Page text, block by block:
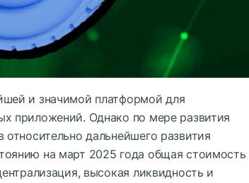
и значимой платформой для
приложений. Однако по мере развития
дальнейшего развития
на март 2025 года общая стоимость
высокая ликвидность и